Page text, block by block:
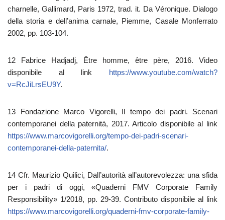
charnelle, Gallimard, Paris 1972, trad. it. Da Véronique. Dialogo
della storia e dell’anima carnale, Piemme, Casale Monferrato
2002, pp. 103-104.
12 Fabrice Hadjadj, Être homme, être père, 2016. Video
disponibile al link https://www.youtube.com/watch?
v=RcJiLrsEU9Y.
13 Fondazione Marco Vigorelli, Il tempo dei padri. Scenari
contemporanei della paternità, 2017. Articolo disponibile al link
https://www.marcovigorelli.org/tempo-dei-padri-scenari-
contemporanei-della-paternita/.
14 Cfr. Maurizio Quilici, Dall’autorità all’autorevolezza: una sfida
per i padri di oggi, «Quaderni FMV Corporate Family
Responsibility» 1/2018, pp. 29-39. Contributo disponibile al link
https://www.marcovigorelli.org/quaderni-fmv-corporate-family-